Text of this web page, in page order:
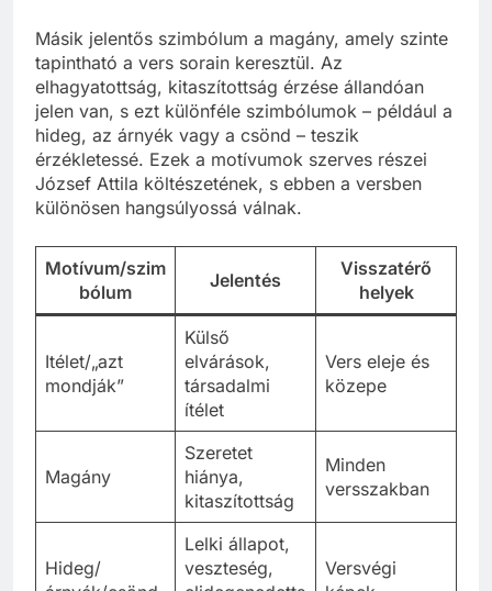
Másik jelentős szimbólum a magány, amely szinte
tapintható a vers sorain keresztül. Az
elhagyatottság, kitaszítottság érzése állandóan
jelen van, s ezt különféle szimbólumok – például a
hideg, az árnyék vagy a csönd – teszik
érzékletessé. Ezek a motívumok szerves részei
József Attila költészetének, s ebben a versben
különösen hangsúlyossá válnak.
Motívum/szim
bólum
Jelentés
Visszatérő
helyek
Itélet/„azt
mondják”
Külső
elvárások,
társadalmi
ítélet
Vers eleje és
közepe
Magány
Szeretet
hiánya,
kitaszítottság
Minden
versszakban
Hideg/
Lelki állapot,
veszteség,
Versvégi